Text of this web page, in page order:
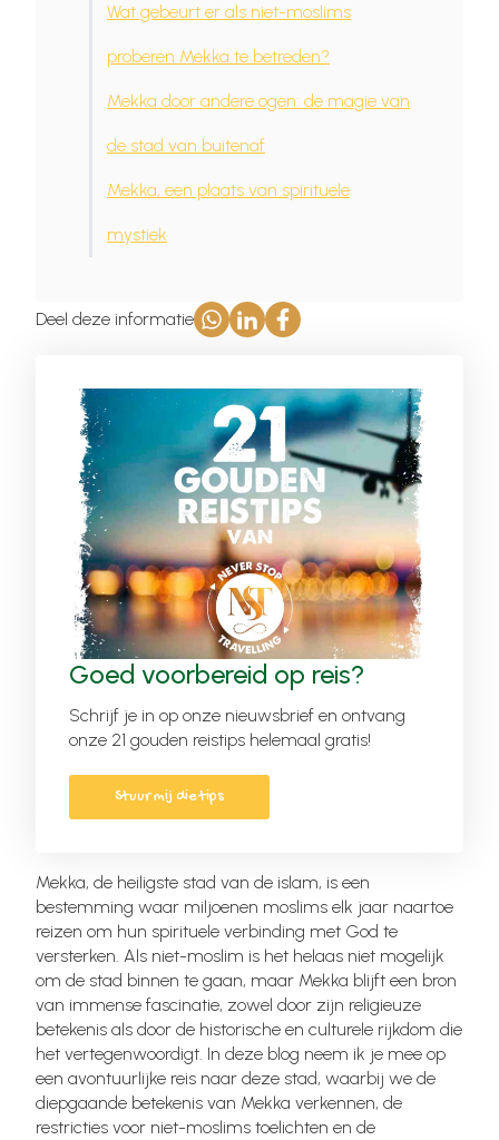
Wat gebeurt er als niet-moslims
proberen Mekka te betreden?
Mekka door andere ogen: de magie van
de stad van buitenaf
Mekka, een plaats van spirituele
mystiek
Deel deze informatie
Goed voorbereid op reis?
Schrijf je in op onze nieuwsbrief en ontvang
onze 21 gouden reistips helemaal gratis!
Stuur mij die tips
Mekka, de heiligste stad van de islam, is een
bestemming waar miljoenen moslims elk jaar naartoe
reizen om hun spirituele verbinding met God te
versterken. Als niet-moslim is het helaas niet mogelijk
om de stad binnen te gaan, maar Mekka blijft een bron
van immense fascinatie, zowel door zijn religieuze
betekenis als door de historische en culturele rijkdom die
het vertegenwoordigt. In deze blog neem ik je mee op
een avontuurlijke reis naar deze stad, waarbij we de
diepgaande betekenis van Mekka verkennen, de
restricties voor niet-moslims toelichten en de